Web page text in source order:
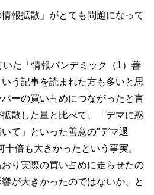
報拡散」がとても問題になって
た「情報パンデミック（1）善
う記事を読まれた方も多いと思
ーの買い占めにつながったと言
散した量と比べて、「デマに惑
て」といった善意の"デマ退
倍も大きかったという事実。
り実際の買い占めに走らせたの
が大きかったのではないか、と